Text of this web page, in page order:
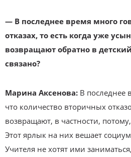
— В последнее время много
отказах, то есть когда уже
возвращают обратно в
связано?
Марина Аксенова: В последнее
что количество вторичных
возвращают, в частности,
Этот ярлык на них вешает
Учителя не хотят ими